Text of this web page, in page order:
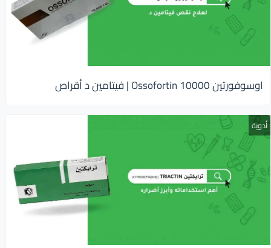
اوسوفورتين 10000 Ossofortin | فيتامين د أقراص
أدوية